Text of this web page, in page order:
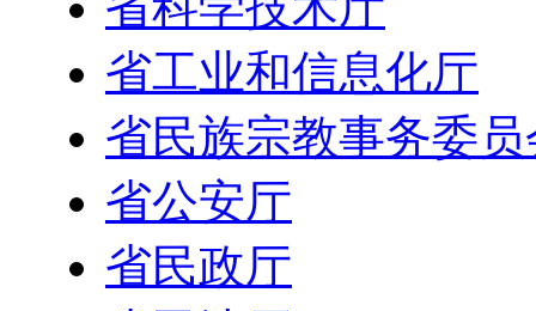
省工业和信息化厅
省民族宗教事务委员
省公安厅
省民政厅